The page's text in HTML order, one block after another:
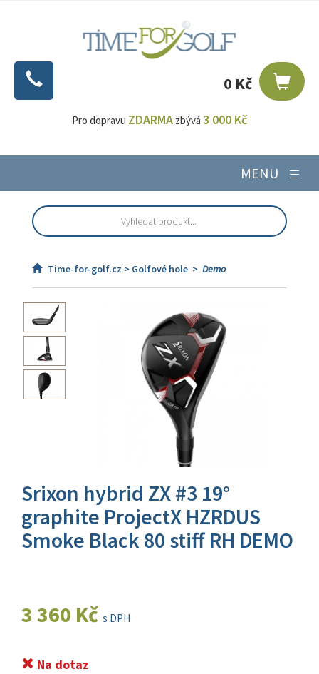
0 Kč
Pro dopravu ZDARMA zbývá 3 000 Kč
MENU
Time-for-golf.cz > Golfové hole > Demo
Srixon hybrid ZX #3 19°
graphite ProjectX HZRDUS
Smoke Black 80 stiff RH DEMO
3 360 Kč s DPH
Na dotaz